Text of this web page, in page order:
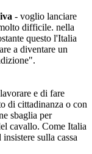
- voglio lanciare
difficile. nella
questo l'Italia
a diventare un
e di fare
di cittadinanza o con
sbaglia per
cavallo. Come Italia
sulla cassa